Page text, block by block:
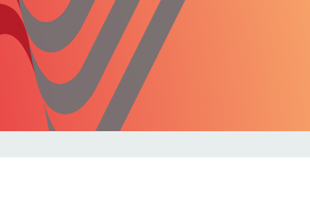
Familie
Freizeit
Gesundheit
Internet
Forschung
Migration
Polizei